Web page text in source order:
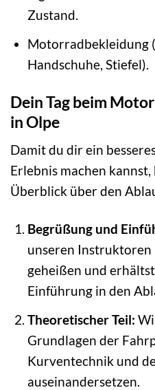
Zustand.
Motorradbekleidung
Handschuhe, Stiefel).
Dein Tag beim
in Olpe
Damit du dir ein
Erlebnis machen
Überblick über den
Begrüßung und
unseren
geheißen und
Einführung in den
Theoretischer Teil:
Grundlagen der
Kurventechnik und
auseinandersetzen.